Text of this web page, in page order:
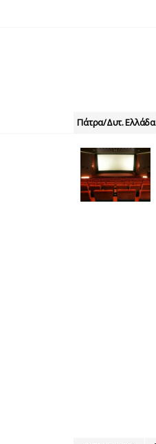
Πάτρα/Δυτ. Ελλάδα